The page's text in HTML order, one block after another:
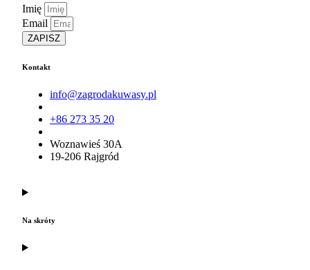
Imię
Email
ZAPISZ
Kontakt
info@zagrodakuwasy.pl
+86 273 35 20
Woznawieś 30A
19-206 Rajgród
Na skróty